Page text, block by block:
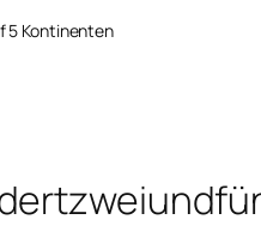
5 Kontinenten